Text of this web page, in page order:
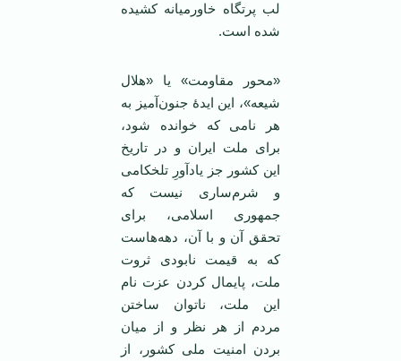
لب پرتگاه خاورمیانه کشیده
شده است.
«محور مقاومت» یا «هلال
شیعه»، این ایدۀ جنون‌آمیز به
هر نامی که خوانده شود،
برای ملت ایران و در تاریخ
این کشور جز یادآورِ تلخکامی
و شرم‌ساری نیست که
جمهوری اسلامی، برای
تحقق آن و با آن، دهه‌هاست
که به قیمت نابودی ثروت
ملت، پایمال کردن عزت نام
این ملت، ناتوان ساختن
مردم از هر نظر و از میان
بردن امنیت ملی کشور، از